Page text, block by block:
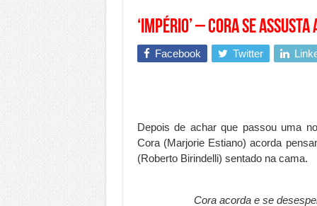
PF e Emissoras Apertam
De economista a
Marcenaria sob medida:
Investimento em energia
Serralheria de Alumínio
‘Império’ – Cora se
Facebook Twitter
Depois de achar que passou uma
Cora (Marjorie Estiano) acorda
(Roberto Birindelli) sentado na cama.
Cora acorda e se